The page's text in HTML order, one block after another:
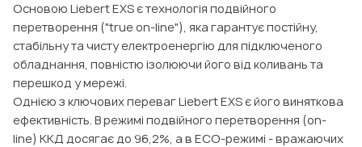
Основою Liebert EXS є технологія подвійного
перетворення ("true on-line"), яка гарантує постійну,
стабільну та чисту електроенергію для підключеного
обладнання, повністю ізолюючи його від коливань та
перешкод у мережі.
Однією з ключових переваг Liebert EXS є його виняткова
ефективність. В режимі подвійного перетворення (on-
line) ККД досягає до 96,2%, а в EСO-режимі - вражаючих